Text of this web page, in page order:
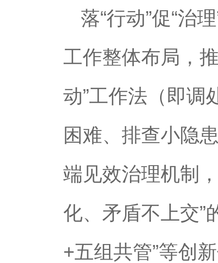
落“行动”促“治
工作整体布局，
动”工作法（即调
困难、排查小隐
端见效治理机制
化、矛盾不上交”
+五组共管”等创